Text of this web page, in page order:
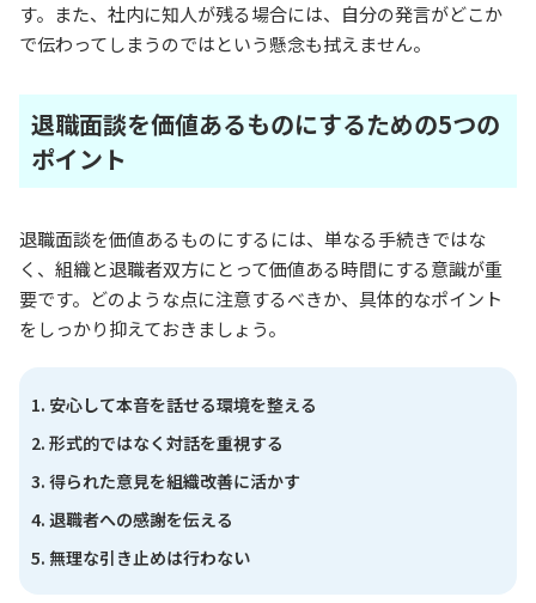
す。また、社内に知人が残る場合には、自分の発言がどこか
で伝わってしまうのではという懸念も拭えません。
退職面談を価値あるものにするための5つの
ポイント
退職面談を価値あるものにするには、単なる手続きではな
く、組織と退職者双方にとって価値ある時間にする意識が重
要です。どのような点に注意するべきか、具体的なポイント
をしっかり抑えておきましょう。
安心して本音を話せる環境を整える
形式的ではなく対話を重視する
得られた意見を組織改善に活かす
退職者への感謝を伝える
無理な引き止めは行わない